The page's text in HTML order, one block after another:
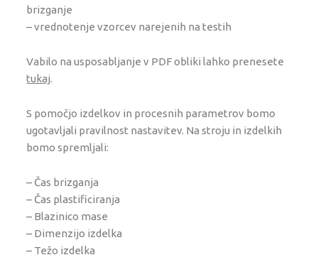
brizganje
– vrednotenje vzorcev narejenih na testih
Vabilo na usposabljanje v PDF obliki lahko prenesete
tukaj.
S pomočjo izdelkov in procesnih parametrov bomo
ugotavljali pravilnost nastavitev. Na stroju in izdelkih
bomo spremljali:
– Čas brizganja
– Čas plastificiranja
– Blazinico mase
– Dimenzijo izdelka
– Težo izdelka